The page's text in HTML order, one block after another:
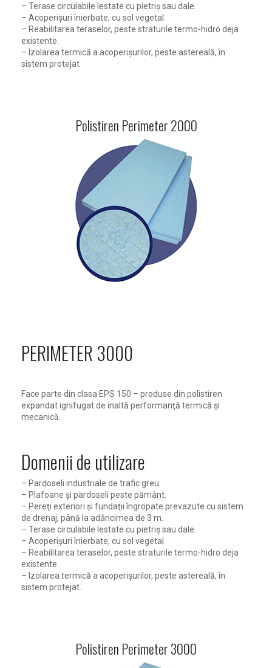
– Terase circulabile lestate cu pietriş sau dale.
– Acoperişuri înierbate, cu sol vegetal.
– Reabilitarea teraselor, peste straturile termo-hidro deja
existente.
– Izolarea termică a acoperişurilor, peste astereală, în
sistem protejat
Polistiren Perimeter 2000
PERIMETER 3000
Face parte din clasa EPS 150 – produse din polistiren
expandat ignifugat de inaltă performanţă termică şi
mecanică.
Domenii de utilizare
– Pardoseli industriale de trafic greu.
– Plafoane şi pardoseli peste pământ.
– Pereţi exteriori şi fundaţii îngropate prevazute cu sistem
de drenaj, până la adâncimea de 3 m.
– Terase circulabile lestate cu pietriş sau dale.
– Acoperişuri înierbate, cu sol vegetal.
– Reabilitarea teraselor, peste straturile termo-hidro deja
existente.
– Izolarea termică a acoperişurilor, peste astereală, în
sistem protejat.
Polistiren Perimeter 3000